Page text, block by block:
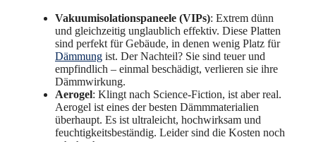
Vakuumisolationspaneele (VIPs): Extrem dünn
und gleichzeitig unglaublich effektiv. Diese Platten
sind perfekt für Gebäude, in denen wenig Platz für
Dämmung ist. Der Nachteil? Sie sind teuer und
empfindlich – einmal beschädigt, verlieren sie ihre
Dämmwirkung.
Aerogel: Klingt nach Science-Fiction, ist aber real.
Aerogel ist eines der besten Dämmmaterialien
überhaupt. Es ist ultraleicht, hochwirksam und
feuchtigkeitsbeständig. Leider sind die Kosten noch